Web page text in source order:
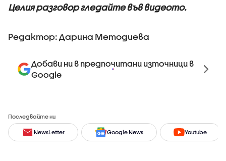
Целия разговор гледайте във видеото.
Редактор: Дарина Методиева
Добави ни в предпочитани източници в
Google
Последвайте ни
NewsLetter Google News Youtube